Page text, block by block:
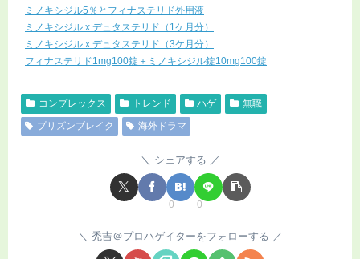
ミノキシジル5％とフィナステリド外用液
ミノキシジル x デュタステリド（1ケ月分）
ミノキシジル x デュタステリド（3ケ月分）
フィナステリド1mg100錠＋ミノキシジル錠10mg100錠
コンプレックス トレンド ハゲ
無職
プリズンブレイク
海外ドラマ
シェアする
0 0
禿吉＠プロハゲイターをフォローする